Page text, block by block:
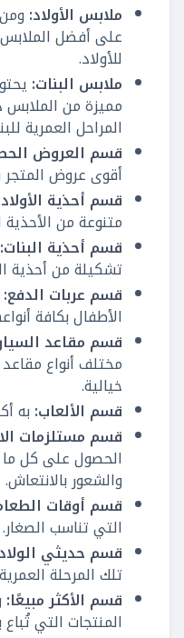
ملابس الأولاد:
على أفضل الملابس
للأولاد.
ملابس البنات:
مميزة من الملابس
المراحل العمرية
قسم العروض
أقوى عروض
قسم أحذية
متنوعة من الأحذية
قسم أحذية البنات:
تشكيلة من أحذية
قسم عربات الدفع:
الأطفال بكافة
قسم مقاعد
مختلف أنواع
خيالية.
قسم الألعاب: به
قسم مستلزمات
الحصول على كل ما
والشعور بالانتعاش.
قسم أوقات
التي تناسب الصغار.
قسم حديثي
تلك المرحلة
قسم الأكثر مبيعًا:
المنتجات التي